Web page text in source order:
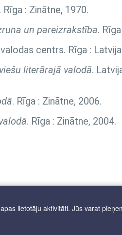
. Rīga : Zinātne, 1970.
un pareizrakstība.
centrs. Rīga :
literārajā valodā.
. Rīga : Zinātne, 2006.
. Rīga : Zinātne, 2004.
lietotāju aktivitāti. Jūs varat